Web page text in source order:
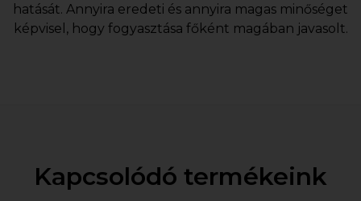
hatását. Annyira eredeti és annyira magas minőséget
képvisel, hogy fogyasztása főként magában javasolt.
Kapcsolódó termékeink